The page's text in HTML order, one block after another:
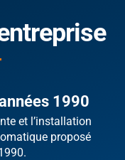
1990
et l’installation
proposé